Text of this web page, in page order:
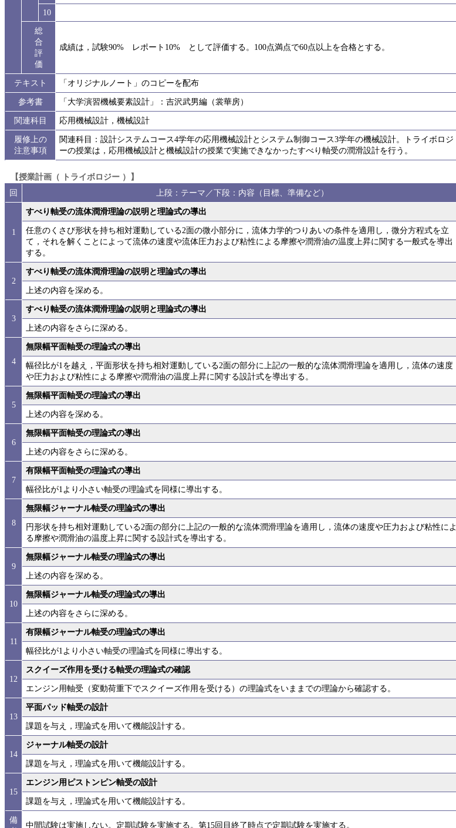
10
総
合
評
価
成績は，試験90% レポート10% として評価する。100点満点で60点以上を合格とする。
テキスト
「オリジナルノート」のコピーを配布
参考書
「大学演習機械要素設計」：吉沢武男編（裳華房）
関連科目
応用機械設計，機械設計
履修上の
注意事項
関連科目：設計システムコース4学年の応用機械設計とシステム制御コース3学年の機械設計。トライボロジ
ーの授業は，応用機械設計と機械設計の授業で実施できなかったすべり軸受の潤滑設計を行う。
【授業計画（ トライボロジー ）】
回
上段：テーマ／下段：内容（目標、準備など）
1
すべり軸受の流体潤滑理論の説明と理論式の導出
任意のくさび形状を持ち相対運動している2面の微小部分に，流体力学的つりあいの条件を適用し，微分方程式を立
て，それを解くことによって流体の速度や流体圧力および粘性による摩擦や潤滑油の温度上昇に関する一般式を導出
する。
2
すべり軸受の流体潤滑理論の説明と理論式の導出
上述の内容を深める。
3
すべり軸受の流体潤滑理論の説明と理論式の導出
上述の内容をさらに深める。
4
無限幅平面軸受の理論式の導出
幅径比が1を越え，平面形状を持ち相対運動している2面の部分に上記の一般的な流体潤滑理論を適用し，流体の速度
や圧力および粘性による摩擦や潤滑油の温度上昇に関する設計式を導出する。
5
無限幅平面軸受の理論式の導出
上述の内容を深める。
6
無限幅平面軸受の理論式の導出
上述の内容をさらに深める。
7
有限幅平面軸受の理論式の導出
幅径比が1より小さい軸受の理論式を同様に導出する。
8
無限幅ジャーナル軸受の理論式の導出
円形状を持ち相対運動している2面の部分に上記の一般的な流体潤滑理論を適用し，流体の速度や圧力および粘性によ
る摩擦や潤滑油の温度上昇に関する設計式を導出する。
9
無限幅ジャーナル軸受の理論式の導出
上述の内容を深める。
10
無限幅ジャーナル軸受の理論式の導出
上述の内容をさらに深める。
11
有限幅ジャーナル軸受の理論式の導出
幅径比が1より小さい軸受の理論式を同様に導出する。
12
スクイーズ作用を受ける軸受の理論式の確認
エンジン用軸受（変動荷重下でスクイーズ作用を受ける）の理論式をいままでの理論から確認する。
13
平面パッド軸受の設計
課題を与え，理論式を用いて機能設計する。
14
ジャーナル軸受の設計
課題を与え，理論式を用いて機能設計する。
15
エンジン用ピストンピン軸受の設計
課題を与え，理論式を用いて機能設計する。
備
中間試験は実施しない。定期試験を実施する。第15回目終了時点で定期試験を実施する。